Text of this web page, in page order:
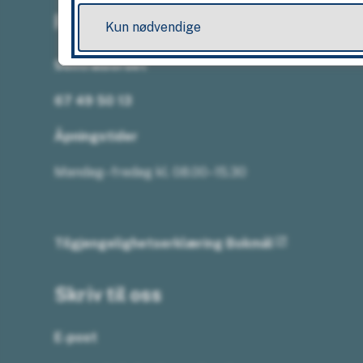
Ring oss
Sentralbordet
67 49 50 13
Åpningstider
Mandag–fredag kl. 08.00–15.30
Tilgjengelighetserklæring Bokmål
Skriv til oss
E-post
Kun nødvendige